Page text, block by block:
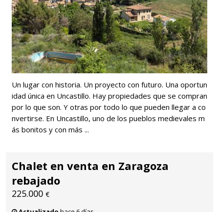
Un lugar con historia. Un proyecto con futuro. Una oportun
idad única en Uncastillo. Hay propiedades que se compran
por lo que son. Y otras por todo lo que pueden llegar a co
nvertirse. En Uncastillo, uno de los pueblos medievales m
ás bonitos y con más ...
Chalet en venta en Zaragoza
rebajado
225.000 €